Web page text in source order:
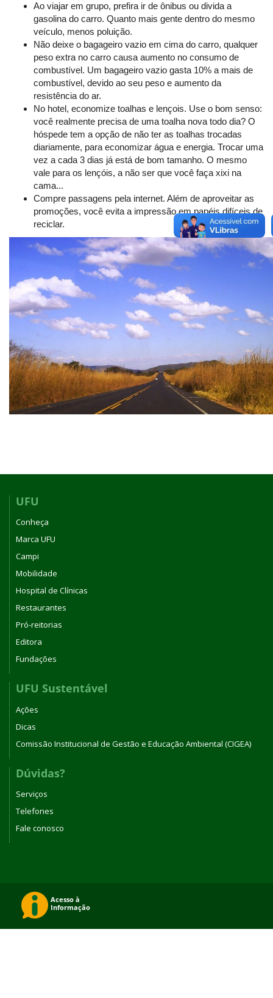
Ao viajar em grupo, prefira ir de ônibus ou divida a
gasolina do carro. Quanto mais gente dentro do mesmo
veículo, menos poluição.
Não deixe o bagageiro vazio em cima do carro, qualquer
peso extra no carro causa aumento no consumo de
combustível. Um bagageiro vazio gasta 10% a mais de
combustível, devido ao seu peso e aumento da
resistência do ar.
No hotel, economize toalhas e lençois. Use o bom senso:
você realmente precisa de uma toalha nova todo dia? O
hóspede tem a opção de não ter as toalhas trocadas
diariamente, para economizar água e energia. Trocar uma
vez a cada 3 dias já está de bom tamanho. O mesmo
vale para os lençóis, a não ser que você faça xixi na
cama...
Compre passagens pela internet. Além de aproveitar as
promoções, você evita a impressão em papéis difíceis de
reciclar.
UFU
Conheça
Marca UFU
Campi
Mobilidade
Hospital de Clínicas
Restaurantes
Pró-reitorias
Editora
Fundações
UFU Sustentável
Ações
Dicas
Comissão Institucional de Gestão e Educação Ambiental (CIGEA)
Dúvidas?
Serviços
Telefones
Fale conosco